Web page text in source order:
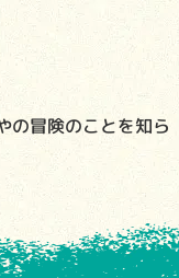
の冒険のことを知ら